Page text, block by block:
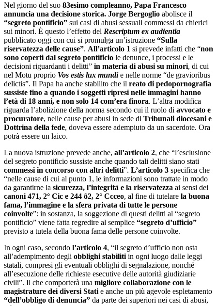
Nel giorno del suo 83esimo compleanno, Papa Francesco
annuncia una decisione storica. Jorge Bergoglio abolisce il
“segreto pontificio” sui casi di abusi sessuali commessi da chierici
sui minori. È questo l’effetto del Rescriptum ex audientia
pubblicato oggi con cui si promulga un’istruzione “Sulla
riservatezza delle cause”. All’articolo 1 si prevede infatti che “non
sono coperti dal segreto pontificio le denunce, i processi e le
decisioni riguardanti i delitti” in materia di abusi su minori, di cui
nel Motu proprio Vos estis lux mundie nelle norme “de gravioribus
delictis”. Il Papa ha anche stabilito che il reato di pedopornografia
sussiste fino a quando i soggetti ripresi nelle immagini hanno
l’età di 18 anni, e non solo 14 com’era finora. L’altra modifica
riguarda l’abolizione della norma secondo cui il ruolo di avvocato e
procuratore, nelle cause per abusi in sede di Tribunali diocesani e
Dottrina della fede, doveva essere adempiuto da un sacerdote. Ora
potrà essere un laico.
La nuova istruzione prevede anche, all’articolo 2, che “l’esclusione
del segreto pontificio sussiste anche quando tali delitti siano stati
commessi in concorso con altri delitti”. L’articolo 3 specifica che
“nelle cause di cui al punto 1, le informazioni sono trattate in modo
da garantirne la sicurezza, l’integrità e la riservatezza ai sensi dei
canoni 471, 2° Cic e 244 õ2, 2° Ccceo, al fine di tutelare la buona
fama, l’immagine e la sfera privata di tutte le persone
coinvolte”: in sostanza, la soggezione di questi delitti al “segreto
pontificio” viene fatta regredire al semplice “segreto d’ufficio”
previsto a tutela della buona fama delle persone coinvolte.
In ogni caso, secondo l’articolo 4, “il segreto d’ufficio non osta
all’adempimento degli obblighi stabiliti in ogni luogo dalle leggi
statali, compresi gli eventuali obblighi di segnalazione, nonché
all’esecuzione delle richieste esecutive delle autorità giudiziarie
civili”. Il che comporterà una migliore collaborazione con le
magistrature dei diversi Stati e anche un più agevole espletamento
“dell’obbligo di denuncia” da parte dei superiori nei casi di abusi,